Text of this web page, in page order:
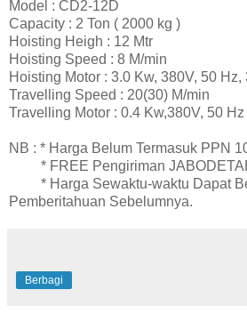
Model : CD2-12D
Capacity : 2 Ton ( 2000 kg )
Hoisting Heigh : 12 Mtr
Hoisting Speed : 8 M/min
Hoisting Motor : 3.0 Kw, 380V, 50 Hz,
Travelling Speed : 20(30) M/min
Travelling Motor : 0.4 Kw,380V, 50 Hz
NB : * Harga Belum Termasuk PPN
* FREE Pengiriman
* Harga Sewaktu-waktu Dapat
Pemberitahuan Sebelumnya.
Berbagi